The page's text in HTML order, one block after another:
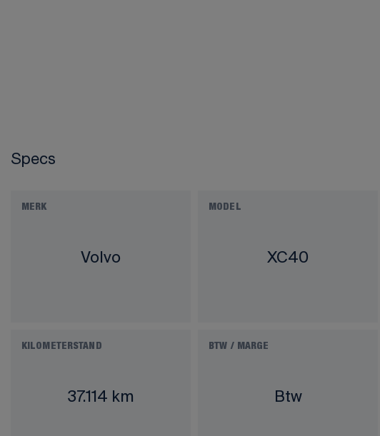
Specs
MERK
Volvo
MODEL
XC40
KILOMETERSTAND
37.114 km
BTW / MARGE
Btw